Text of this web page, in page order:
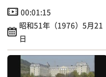
00:01:15
昭和51年（1976）5月21
日